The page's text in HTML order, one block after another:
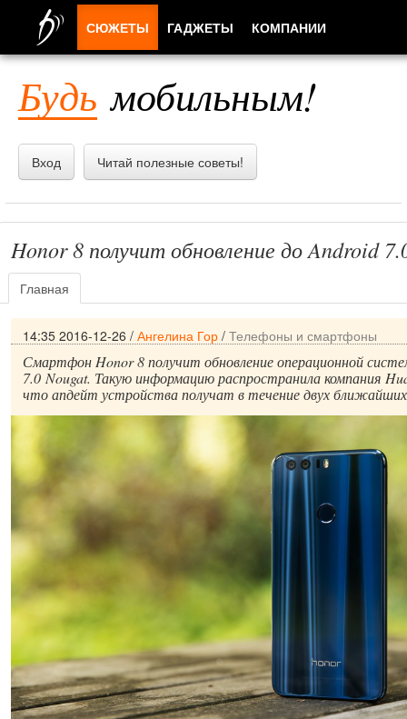
Будь мобильным!
Вход Читай полезные советы!
Honor 8 получит обновление до Android
Главная
14:35 2016-12-26 / Ангелина Гор / Телефоны и смартфоны
Смартфон Honor 8 получит обновление операционной
7.0 Nougat. Такую информацию распространила компания
что апдейт устройства получат в течение двух ближайших
СЮЖЕТЫ ГАДЖЕТЫ КОМПАНИИ
ПРИЛОЖЕНИЯ